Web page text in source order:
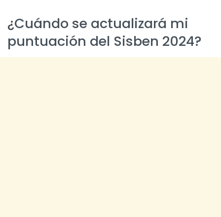
¿Cuándo se actualizará mi
puntuación del Sisben 2024?